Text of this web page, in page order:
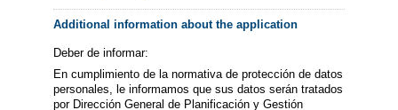
Additional information about the application
Deber de informar:
En cumplimiento de la normativa de protección de datos
personales, le informamos que sus datos serán tratados
por Dirección General de Planificación y Gestión